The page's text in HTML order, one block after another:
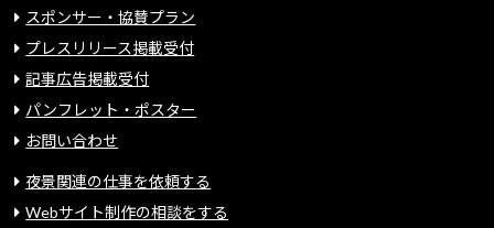
スポンサー・協賛プラン
プレスリリース掲載受付
記事広告掲載受付
パンフレット・ポスター
お問い合わせ
夜景関連の仕事を依頼する
Webサイト制作の相談をする